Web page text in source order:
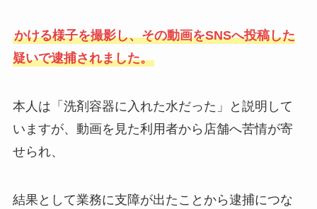
かける様子を撮影し、その動画をSNSへ投稿した
疑いで逮捕されました。
本人は「洗剤容器に入れた水だった」と説明して
いますが、動画を見た利用者から店舗へ苦情が寄
せられ、
結果として業務に支障が出たことから逮捕につな